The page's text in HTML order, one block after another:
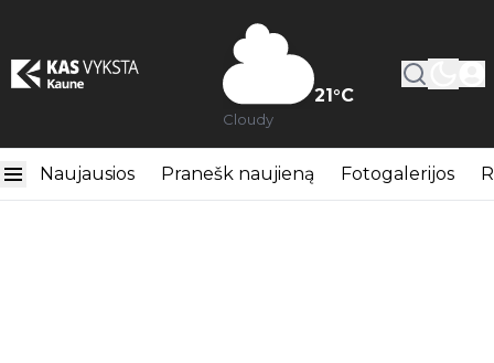
21°C
Cloudy
Naujausios Pranešk naujieną Fotogalerijos